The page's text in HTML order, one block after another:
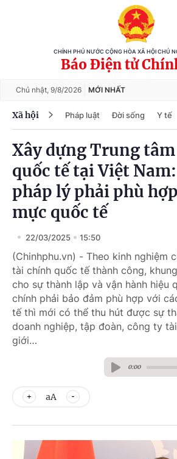
CHÍNH PHỦ NƯỚC CỘNG HÒA XÃ HỘI CHỦ
Báo Điện tử
Chủ nhật, 9/8/2026 MỚI NHẤT
Xã hội Pháp luật Đời sống Y tế
Xây dựng Trung
quốc tế tại Việt
pháp lý phải phù
mực quốc tế
22/03/2025 15:50
(Chinhphu.vn) - Theo kinh nghiệm
tài chính quốc tế thành công,
cho sự thành lập và vận hành hiệu
chính phải bảo đảm phù hợp với
tế thì mới có thể thu hút được sự
doanh nghiệp, tập đoàn, công ty
giới…
0:00
aA